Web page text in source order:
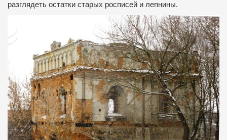
разглядеть остатки старых росписей и лепнины.